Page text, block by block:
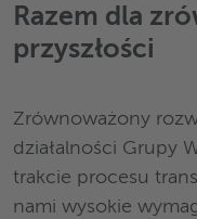
Razem dla
przyszłości
Zrównoważony
działalności Grupy
trakcie procesu
nami wysokie